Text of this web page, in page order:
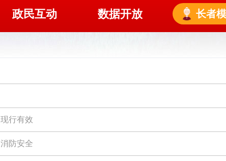
政民互动 数据开放 长者
现行有效
消防安全